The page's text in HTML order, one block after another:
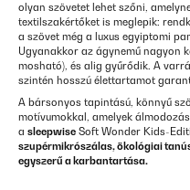
olyan szövetet lehet szőni,
textilszakértőket is meglepik:
a szövet még a luxus egyiptomi
Ugyanakkor az ágynemű nagyon
mosható), és alig gyűrődik. A
szintén hosszú élettartamot
A bársonyos tapintású, könnyű
motívumokkal, amelyek
a sleepwise Soft Wonder Kids-
szupérmikrószálas, ökológiai
egyszerű a karbantartása.